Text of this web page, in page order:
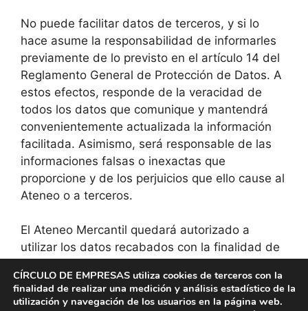
No puede facilitar datos de terceros, y si lo
hace asume la responsabilidad de informarles
previamente de lo previsto en el artículo 14 del
Reglamento General de Protección de Datos. A
estos efectos, responde de la veracidad de
todos los datos que comunique y mantendrá
convenientemente actualizada la información
facilitada. Asimismo, será responsable de las
informaciones falsas o inexactas que
proporcione y de los perjuicios que ello cause al
Ateneo o a terceros.
El Ateneo Mercantil quedará autorizado a
utilizar los datos recabados con la finalidad de
organizadas por el propio Ateneo o la Fundación
del Ateneo, salvo que usted manifieste lo
CÍRCULO DE EMPRESAS utiliza cookies de terceros con la
finalidad de realizar una medición y análisis estadístico de la
utilización y navegación de los usuarios en la página web.